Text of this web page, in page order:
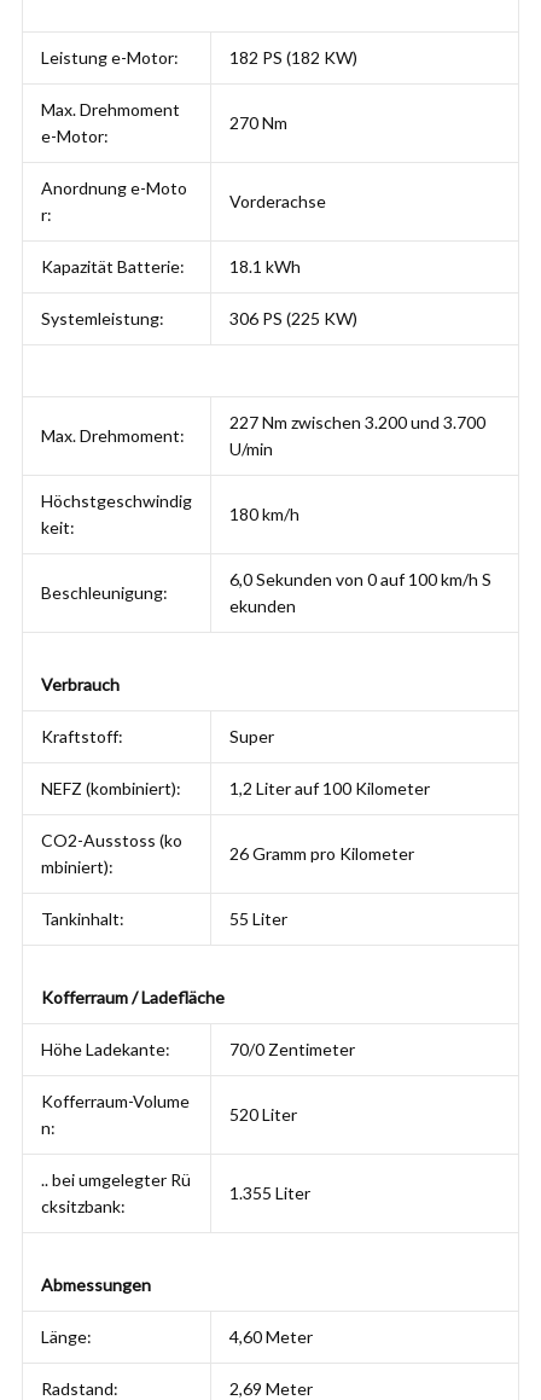
Leistung e-Motor: 182 PS (182 KW)
Max. Drehmoment
e-Motor:
270 Nm
Anordnung e-Moto
r:
Vorderachse
Kapazität Batterie: 18.1 kWh
Systemleistung: 306 PS (225 KW)
Max. Drehmoment:
227 Nm zwischen 3.200 und 3.700
U/min
Höchstgeschwindig
keit:
180 km/h
Beschleunigung:
6,0 Sekunden von 0 auf 100 km/h S
ekunden
Verbrauch
Kraftstoff: Super
NEFZ (kombiniert): 1,2 Liter auf 100 Kilometer
CO2-Ausstoss (ko
mbiniert):
26 Gramm pro Kilometer
Tankinhalt: 55 Liter
Kofferraum / Ladefläche
Höhe Ladekante: 70/0 Zentimeter
Kofferraum-Volume
n:
520 Liter
.. bei umgelegter Rü
cksitzbank:
1.355 Liter
Abmessungen
Länge: 4,60 Meter
Radstand: 2,69 Meter